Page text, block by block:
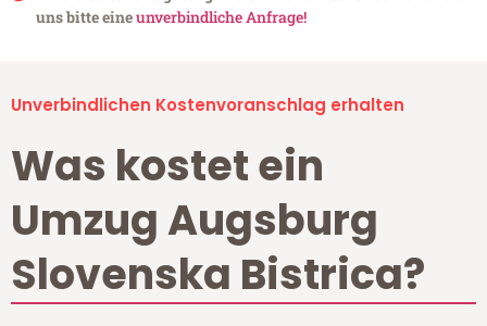
uns bitte eineunverbindliche Anfrage!
Unverbindlichen Kostenvoranschlag erhalten
Was kostet ein
Umzug Augsburg
Slovenska Bistrica?